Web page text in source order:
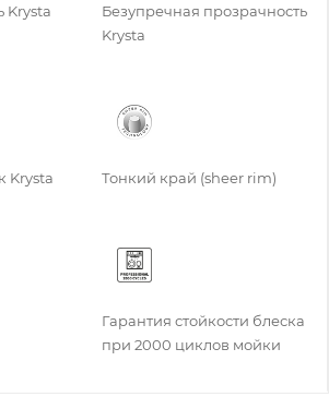
Krysta
Безупречная прозрачность
Krysta
Krysta Тонкий край (sheer rim)
Гарантия стойкости блеска
при 2000 циклов мойки